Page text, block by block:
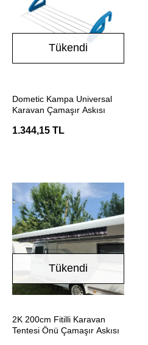
Tükendi
Dometic Kampa Universal
Karavan Çamaşır Askısı
1.344,15 TL
Tükendi
2K 200cm Fitilli Karavan
Tentesi Önü Çamaşır Askısı